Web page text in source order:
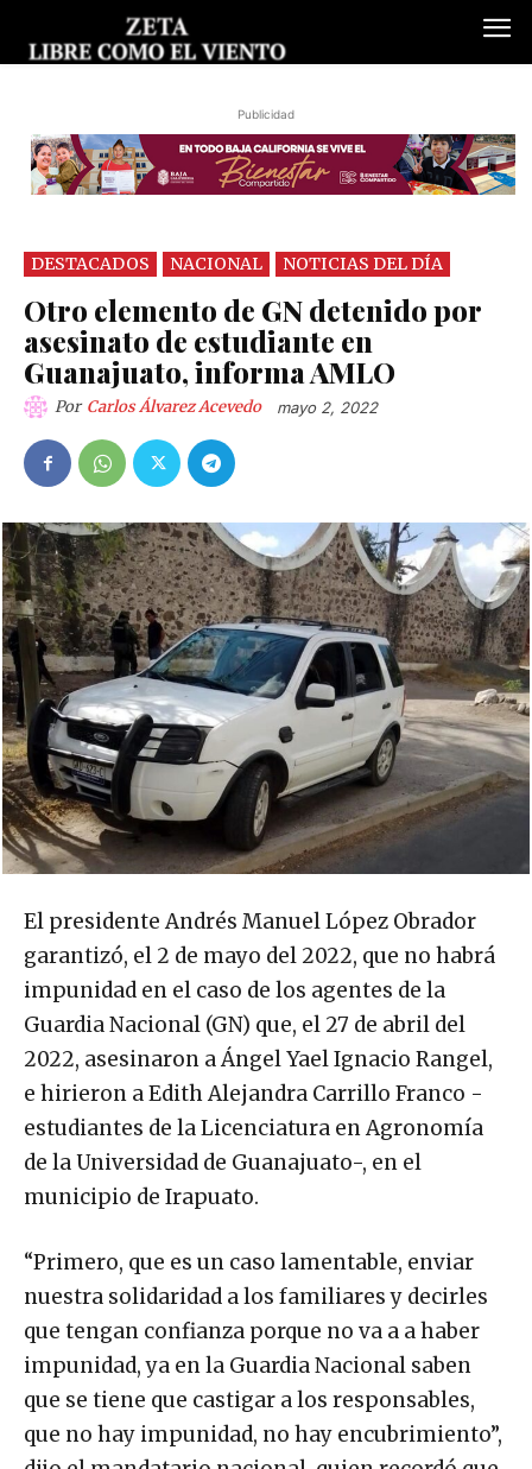
Publicidad
DESTACADOS NACIONAL NOTICIAS DEL DÍA
Otro elemento de GN detenido por
asesinato de estudiante en
Guanajuato, informa AMLO
Por Carlos Álvarez Acevedo mayo 2, 2022
El presidente Andrés Manuel López Obrador
garantizó, el 2 de mayo del 2022, que no habrá
impunidad en el caso de los agentes de la
Guardia Nacional (GN) que, el 27 de abril del
2022, asesinaron a Ángel Yael Ignacio Rangel,
e hirieron a Edith Alejandra Carrillo Franco -
estudiantes de la Licenciatura en Agronomía
de la Universidad de Guanajuato-, en el
municipio de Irapuato.
“Primero, que es un caso lamentable, enviar
nuestra solidaridad a los familiares y decirles
que tengan confianza porque no va a a haber
impunidad, ya en la Guardia Nacional saben
que se tiene que castigar a los responsables,
que no hay impunidad, no hay encubrimiento”,